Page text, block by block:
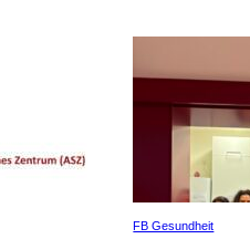
FB Gesundheit